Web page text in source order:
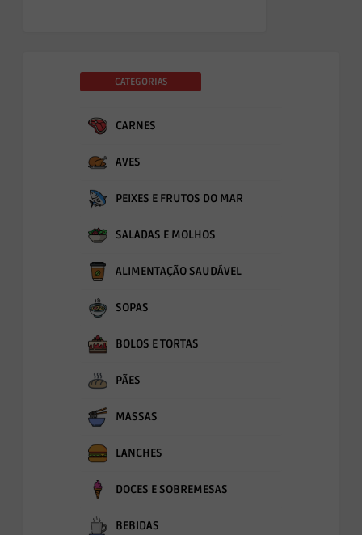
CATEGORIAS
CARNES
AVES
PEIXES E FRUTOS DO MAR
SALADAS E MOLHOS
ALIMENTAÇÃO SAUDÁVEL
SOPAS
BOLOS E TORTAS
PÃES
MASSAS
LANCHES
DOCES E SOBREMESAS
BEBIDAS